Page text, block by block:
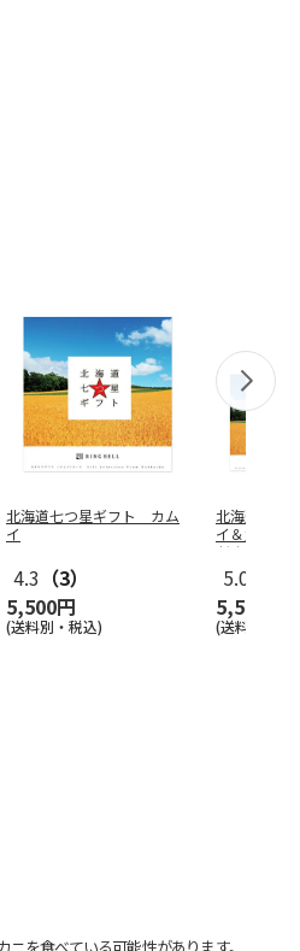
北海道七つ星ギフト カム
イ
4.3 （3）
5,500円
(送料別・税込)
北海道七つ
イ＆九州七
だまり
5.0
5,500円
(送料別・税